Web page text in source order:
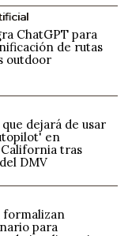
ChatGPT para
de rutas
outdoor
dejará de usar
en
tras
DMV
formalizan
para